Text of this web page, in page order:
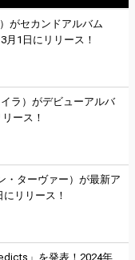
がセカンドアルバム
月1日にリリース！
ラ）がデビューアルバ
ース！
・ターヴァー）が最新ア
リリース！
」を発表！2024年